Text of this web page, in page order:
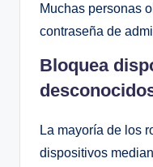
Muchas personas
contraseña de
Bloquea
La mayoría de los
dispositivos